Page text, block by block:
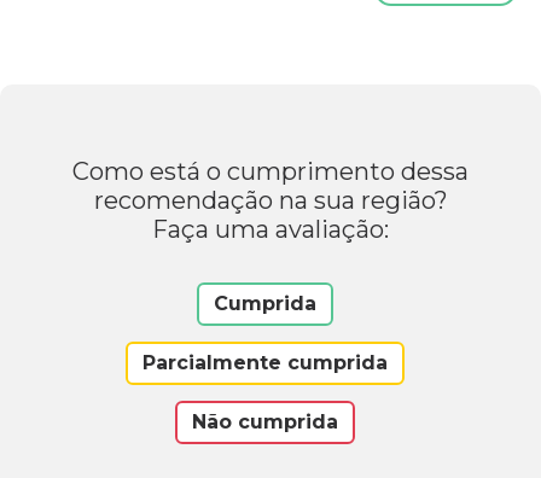
Como está o cumprimento dessa
recomendação na sua região?
Faça uma avaliação:
Cumprida
Parcialmente cumprida
Não cumprida